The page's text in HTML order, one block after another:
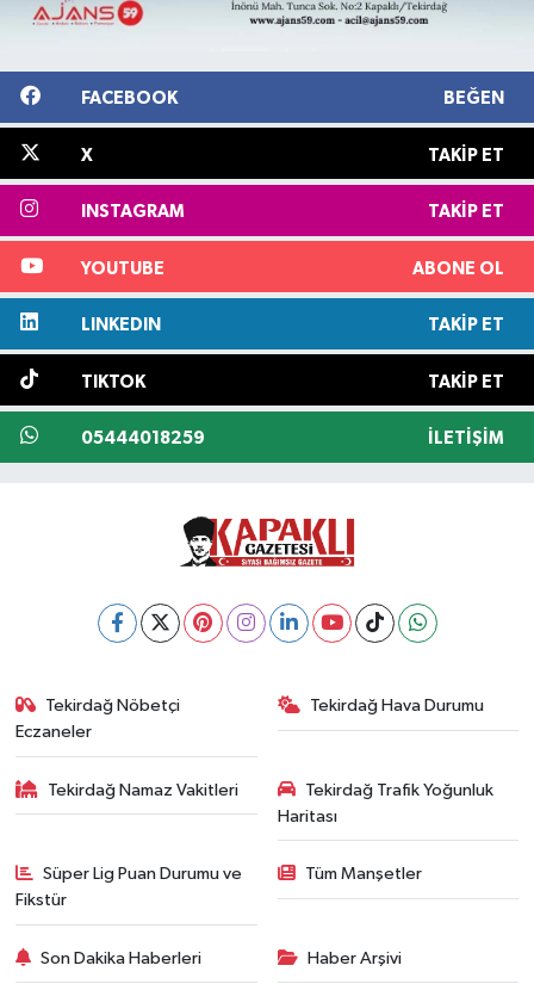
FACEBOOK BEĞEN
X TAKIP ET
INSTAGRAM TAKIP ET
YOUTUBE ABONE OL
LINKEDIN TAKIP ET
TIKTOK TAKIP ET
05444018259 İLETIŞIM
Tekirdağ Nöbetçi
Eczaneler
Tekirdağ Hava Durumu
Tekirdağ Namaz Vakitleri
Tekirdağ Trafik Yoğunluk
Haritası
Süper Lig Puan Durumu ve
Fikstür
Tüm Manşetler
Son Dakika Haberleri Haber Arşivi